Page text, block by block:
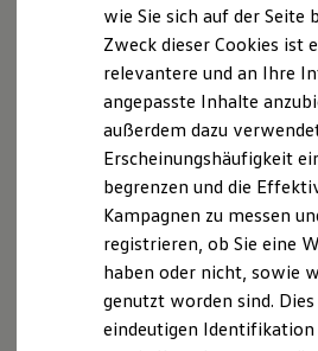
Digitales Bordbuch
Fahrerassistenz- und
Kontrollleuchten
Batterieverordnung
XTL-Dieselkraftstoff
Ersatzteile und
Original Zubehör und
myVolkswagen
myVolkswagen Business
Elektrisch & Autonom
Elektro - & Hybridfahrzeuge
Unser Ansatz
Klimafreundlicher
Reichweite & Ladelösungen
Reichweitensimulator
A. Verantwortlicher
Wir freuen uns, dass Sie unsere
Autohaus Georg Maulhardt e.K.,
Wege 1, 99752 Bleicherode,
info@autohaus-maulhardt.de
informieren wir Sie über die
personenbezogenen Daten
Zusammenhang mit Ihrem
wie Sie sich auf der Seite
Zweck dieser Cookies ist
relevantere und an Ihre
angepasste Inhalte
außerdem dazu
Erscheinungshäufigkeit
begrenzen und die
Kampagnen zu messen
registrieren, ob Sie eine
haben oder nicht, sowie
genutzt worden sind.
eindeutigen